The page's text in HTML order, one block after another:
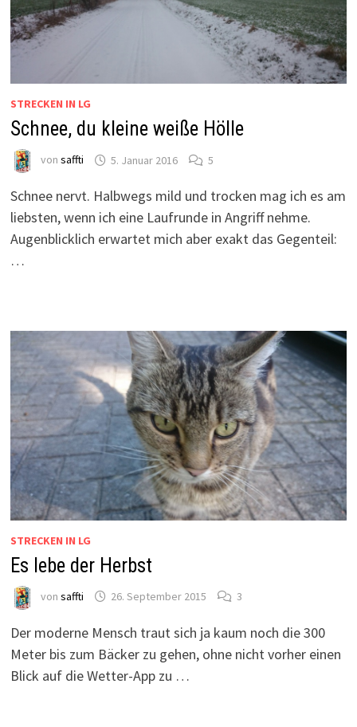
STRECKEN IN LG
Schnee, du kleine weiße Hölle
von saffti 5. Januar 2016 5
Schnee nervt. Halbwegs mild und trocken mag ich es am
liebsten, wenn ich eine Laufrunde in Angriff nehme.
Augenblicklich erwartet mich aber exakt das Gegenteil:
…
STRECKEN IN LG
Es lebe der Herbst
von saffti 26. September 2015 3
Der moderne Mensch traut sich ja kaum noch die 300
Meter bis zum Bäcker zu gehen, ohne nicht vorher einen
Blick auf die Wetter-App zu …